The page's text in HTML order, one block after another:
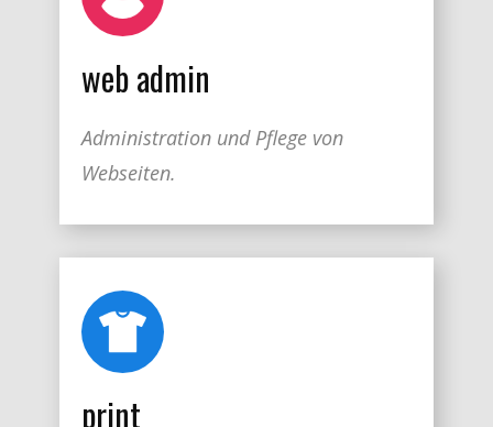
web admin
Administration und Pflege von
Webseiten.
print